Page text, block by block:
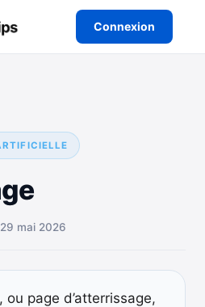
Connexion
mai 2026
, ou page d’atterrissage,